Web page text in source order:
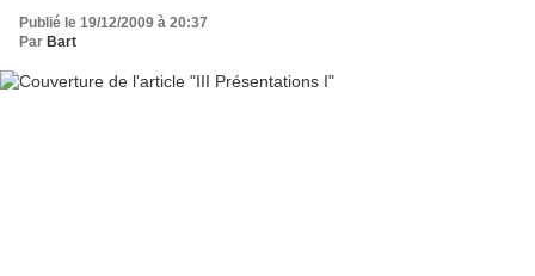
Publié le 19/12/2009 à 20:37
Par Bart